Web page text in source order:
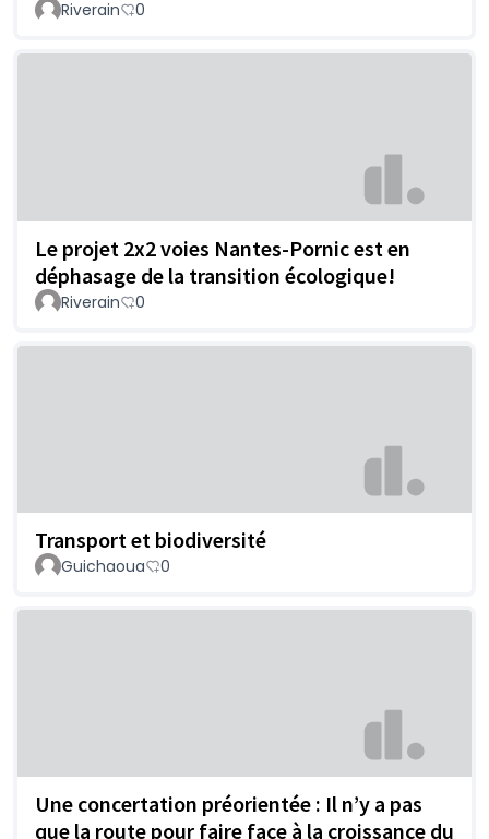
Riverain 0
Le projet 2x2 voies Nantes-Pornic est en
déphasage de la transition écologique!
Riverain 0
Transport et biodiversité
Guichaoua 0
Une concertation préorientée : Il n’y a pas
que la route pour faire face à la croissance du